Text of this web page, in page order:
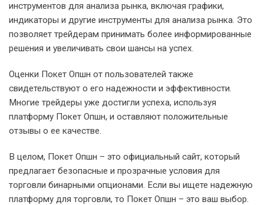
инструментов для анализа рынка, включая графики,
индикаторы и другие инструменты для анализа рынка. Это
позволяет трейдерам принимать более информированные
решения и увеличивать свои шансы на успех.
Оценки Покет Опшн от пользователей также
свидетельствуют о его надежности и эффективности.
Многие трейдеры уже достигли успеха, используя
платформу Покет Опшн, и оставляют положительные
отзывы о ее качестве.
В целом, Покет Опшн – это официальный сайт, который
предлагает безопасные и прозрачные условия для
торговли бинарными опционами. Если вы ищете надежную
платформу для торговли, то Покет Опшн – это ваш выбор.